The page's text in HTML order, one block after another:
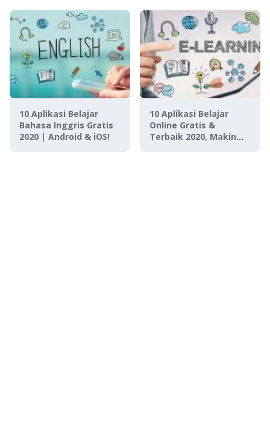
10 Aplikasi Belajar
Bahasa Inggris Gratis
2020 | Android & iOS!
10 Aplikasi Belajar
Online Gratis &
Terbaik 2020, Makin